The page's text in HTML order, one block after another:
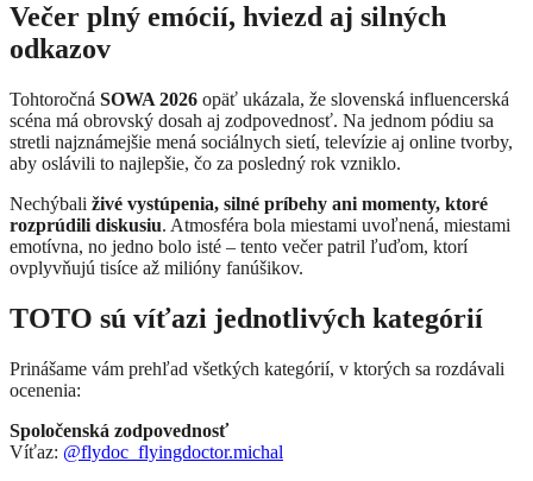
Večer plný emócií, hviezd aj silných
odkazov
Tohtoročná SOWA 2026 opäť ukázala, že slovenská influencerská
scéna má obrovský dosah aj zodpovednosť. Na jednom pódiu sa
stretli najznámejšie mená sociálnych sietí, televízie aj online tvorby,
aby oslávili to najlepšie, čo za posledný rok vzniklo.
Nechýbali živé vystúpenia, silné príbehy ani momenty, ktoré
rozprúdili diskusiu. Atmosféra bola miestami uvoľnená, miestami
emotívna, no jedno bolo isté – tento večer patril ľuďom, ktorí
ovplyvňujú tisíce až milióny fanúšikov.
TOTO sú víťazi jednotlivých kategórií
Prinášame vám prehľad všetkých kategórií, v ktorých sa rozdávali
ocenenia:
Spoločenská zodpovednosť
Víťaz: @flydoc_flyingdoctor.michal